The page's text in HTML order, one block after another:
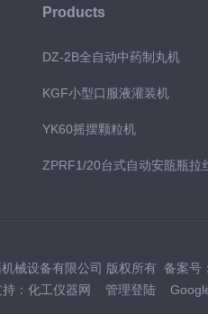
Products
DZ-2B全自动中药制丸机
KGF小型口服液灌装机
YK60摇摆颗粒机
ZPRF1/20台式自动安瓿瓶拉
械设备有限公司 版权所有 备案号：
： 化工仪器网 管理登陆